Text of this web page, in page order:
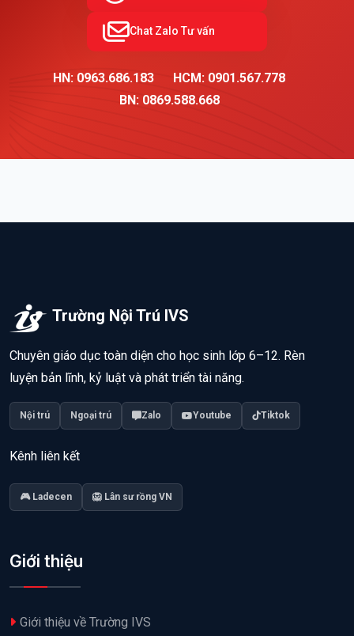
Chat Zalo Tư vấn
HN: 0963.686.183
HCM: 0901.567.778
BN: 0869.588.668
Trường Nội Trú IVS
Chuyên giáo dục toàn diện cho học sinh lớp 6–12. Rèn
luyện bản lĩnh, kỷ luật và phát triển tài năng.
Nội trú Ngoại trú Zalo Youtube Tiktok
Kênh liên kết
🎮 Ladecen 🦁 Lân sư rồng VN
Giới thiệu
Giới thiệu về Trường IVS